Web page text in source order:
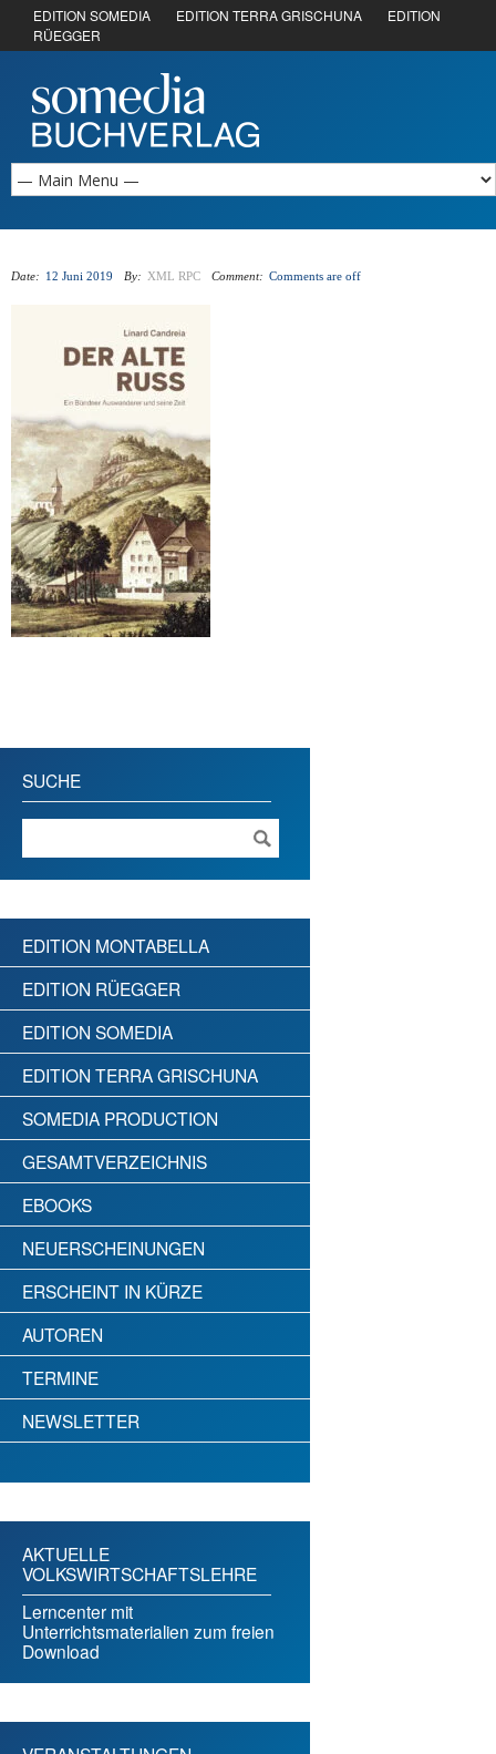
EDITION SOMEDIA EDITION TERRA GRISCHUNA
EDITION
RÜEGGER
Date: 12 Juni 2019 By: XML RPC Comment: Comments are off
SUCHE
EDITION MONTABELLA
EDITION RÜEGGER
EDITION SOMEDIA
EDITION TERRA GRISCHUNA
SOMEDIA PRODUCTION
GESAMTVERZEICHNIS
EBOOKS
NEUERSCHEINUNGEN
ERSCHEINT IN KÜRZE
AUTOREN
TERMINE
NEWSLETTER
AKTUELLE
VOLKSWIRTSCHAFTSLEHRE
Lerncenter mit
Unterrichtsmaterialien zum freien
Download